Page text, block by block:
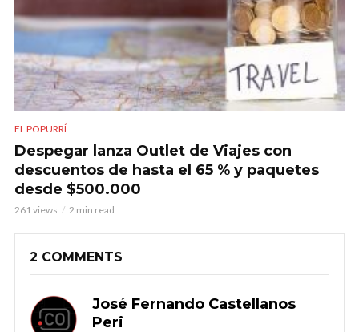
EL POPURRÍ
Despegar lanza Outlet de Viajes con
descuentos de hasta el 65 % y paquetes
desde $500.000
261 views 2 min read
2 COMMENTS
José Fernando Castellanos
Peri